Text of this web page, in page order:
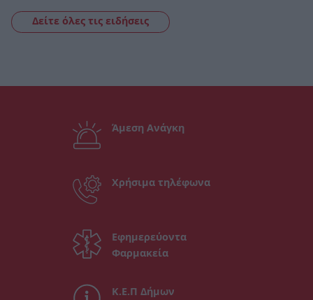
Δείτε όλες τις ειδήσεις
Άμεση Ανάγκη
Χρήσιμα τηλέφωνα
Εφημερεύοντα
Φαρμακεία
Κ.Ε.Π Δήμων